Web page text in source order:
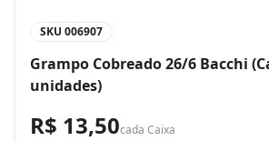
SKU 006907
Grampo Cobreado 26/6 Bacchi
unidades)
R$ 13,50cada Caixa